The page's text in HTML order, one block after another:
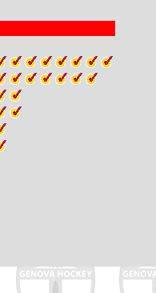
Daniele Franza con la